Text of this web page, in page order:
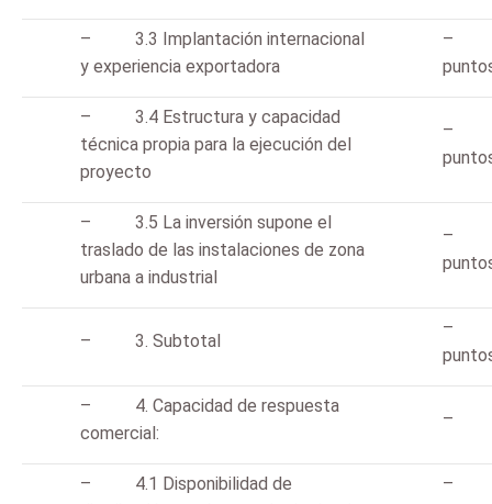
– 3.3 Implantación internacional
y experiencia exportadora
–
– 3.4 Estructura y capacidad
técnica propia para la ejecución del
proyecto
–
– 3.5 La inversión supone el
traslado de las instalaciones de zona
urbana a industrial
–
– 3. Subtotal
–
– 4. Capacidad de respuesta
comercial:
– 4.1 Disponibilidad de
–